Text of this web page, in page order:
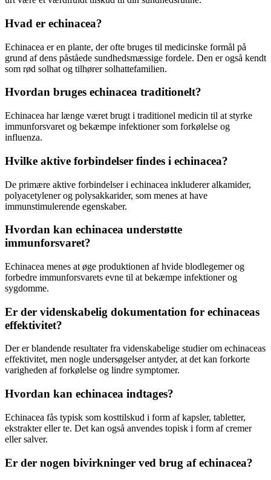
Hvad er echinacea?
Echinacea er en plante, der ofte bruges til medicinske formål på
grund af dens påståede sundhedsmæssige fordele. Den er også kendt
som rød solhat og tilhører solhattefamilien.
Hvordan bruges echinacea traditionelt?
Echinacea har længe været brugt i traditionel medicin til at styrke
immunforsvaret og bekæmpe infektioner som forkølelse og
influenza.
Hvilke aktive forbindelser findes i echinacea?
De primære aktive forbindelser i echinacea inkluderer alkamider,
polyacetylener og polysakkarider, som menes at have
immunstimulerende egenskaber.
Hvordan kan echinacea understøtte
immunforsvaret?
Echinacea menes at øge produktionen af hvide blodlegemer og
forbedre immunforsvarets evne til at bekæmpe infektioner og
sygdomme.
Er der videnskabelig dokumentation for echinaceas
effektivitet?
Der er blandende resultater fra videnskabelige studier om echinaceas
effektivitet, men nogle undersøgelser antyder, at det kan forkorte
varigheden af forkølelse og lindre symptomer.
Hvordan kan echinacea indtages?
Echinacea fås typisk som kosttilskud i form af kapsler, tabletter,
ekstrakter eller te. Det kan også anvendes topisk i form af cremer
eller salver.
Er der nogen bivirkninger ved brug af echinacea?